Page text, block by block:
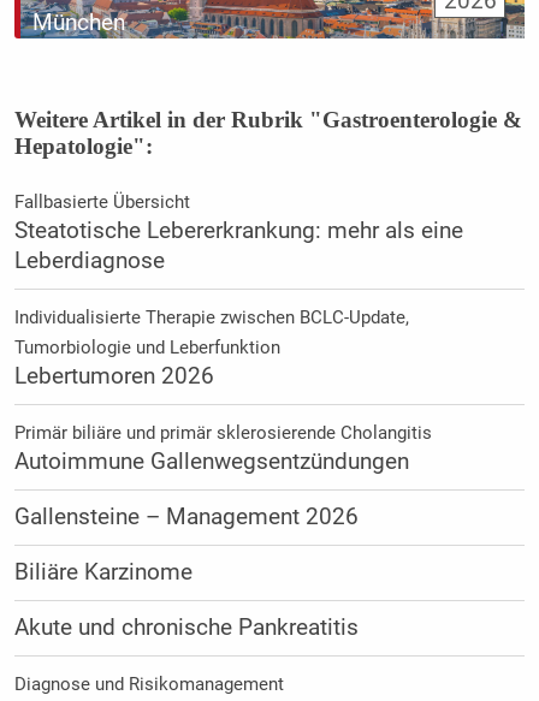
München
Weitere Artikel in der Rubrik "Gastroenterologie &
Hepatologie":
Fallbasierte Übersicht
Steatotische Lebererkrankung: mehr als eine
Leberdiagnose
Individualisierte Therapie zwischen BCLC-Update,
Tumorbiologie und Leberfunktion
Lebertumoren 2026
Primär biliäre und primär sklerosierende Cholangitis
Autoimmune Gallenwegsentzündungen
Gallensteine – Management 2026
Biliäre Karzinome
Akute und chronische Pankreatitis
Diagnose und Risikomanagement